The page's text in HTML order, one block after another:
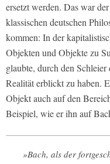
ersetzt werden. Das war
klassischen deutschen
kommen: In der
Objekten und Objekte zu
glaubte, durch den
Realität erblickt zu haben.
Objekt auch auf den
Beispiel, wie er ihn auf
»Bach, als der